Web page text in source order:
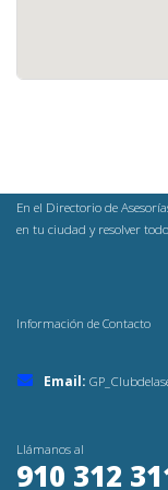
En el Directorio de
en tu ciudad y resolver
Información de Contacto
Email:
Llámanos al
910 312